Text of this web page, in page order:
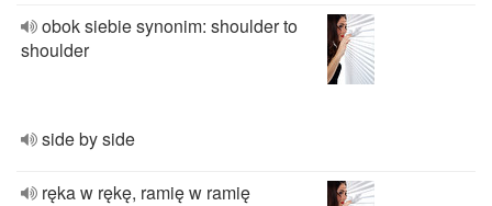
obok siebie synonim: shoulder to
shoulder
side by side
ręka w rękę, ramię w ramię